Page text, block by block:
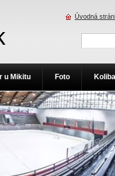
u Mikitu Foto
Úvodná